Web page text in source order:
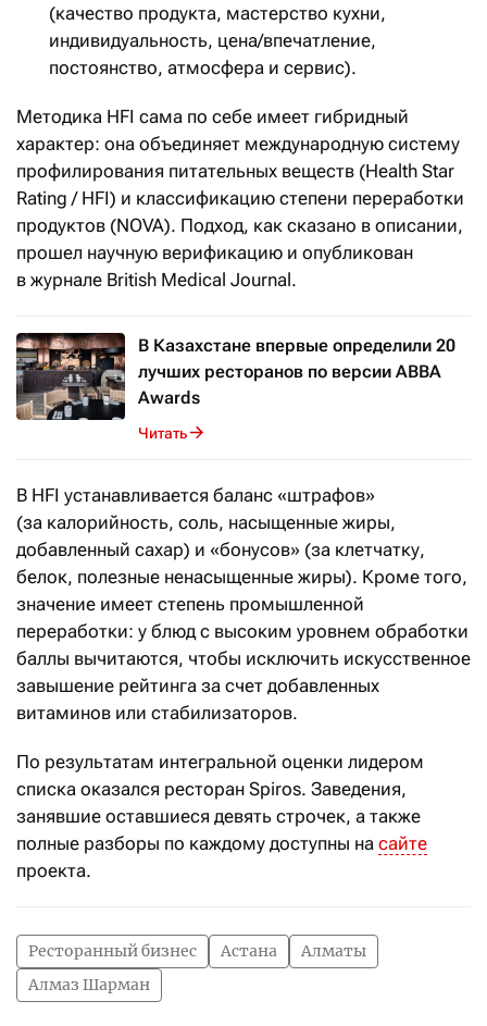
(качество продукта, мастерство кухни,
индивидуальность, цена/впечатление,
постоянство, атмосфера и сервис).
Методика HFI сама по себе имеет гибридный
характер: она объединяет международную систему
профилирования питательных веществ (Health Star
Rating / HFI) и классификацию степени переработки
продуктов (NOVA). Подход, как сказано в описании,
прошел научную верификацию и опубликован
в журнале British Medical Journal.
В Казахстане впервые определили 20
лучших ресторанов по версии ABBA
Awards
Читать
В HFI устанавливается баланс «штрафов»
(за калорийность, соль, насыщенные жиры,
добавленный сахар) и «бонусов» (за клетчатку,
белок, полезные ненасыщенные жиры). Кроме того,
значение имеет степень промышленной
переработки: у блюд с высоким уровнем обработки
баллы вычитаются, чтобы исключить искусственное
завышение рейтинга за счет добавленных
витаминов или стабилизаторов.
По результатам интегральной оценки лидером
списка оказался ресторан Spiros. Заведения,
занявшие оставшиеся девять строчек, а также
полные разборы по каждому доступны на сайте
проекта.
Ресторанный бизнес Астана
Алматы
Алмаз Шарман